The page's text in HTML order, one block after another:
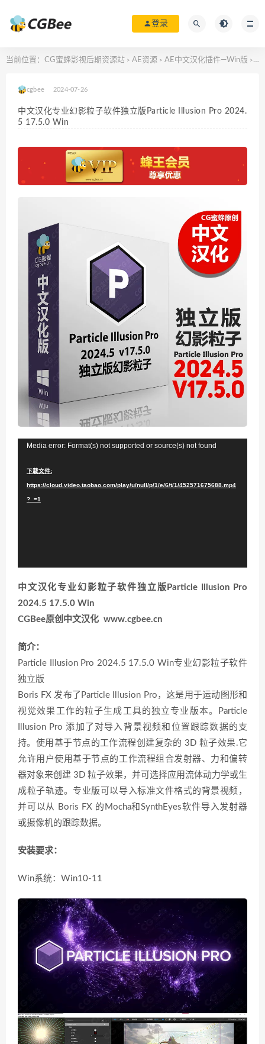
登录
当前位置： CG蜜蜂影视后期资源站 > AE资源 > AE中文汉化插件—Win版 > 中
cgbee 2024-07-26
中文汉化专业幻影粒子软件独立版Particle Illusion Pro 2024.
5 17.5.0 Win
Media error: Format(s) not supported or source(s) not found
下载文件:
https://cloud.video.taobao.com/play/u/null/p/1/e/6/t/1/452571675688.mp4
?_=1
中文汉化专业幻影粒子软件独立版Particle Illusion Pro
2024.5 17.5.0 Win
CGBee原创中文汉化 www.cgbee.cn
简介：
Particle Illusion Pro 2024.5 17.5.0 Win专业幻影粒子软件
独立版
Boris FX 发布了Particle Illusion Pro，这是用于运动图形和
视觉效果工作的粒子生成工具的独立专业版本。Particle
Illusion Pro 添加了对导入背景视频和位置跟踪数据的支
持。使用基于节点的工作流程创建复杂的 3D 粒子效果.它
允许用户使用基于节点的工作流程组合发射器、力和偏转
器对象来创建 3D 粒子效果，并可选择应用流体动力学或生
成粒子轨迹。专业版可以导入标准文件格式的背景视频，
并可以从 Boris FX 的Mocha和SynthEyes软件导入发射器
或摄像机的跟踪数据。
安装要求：
Win系统：Win10-11